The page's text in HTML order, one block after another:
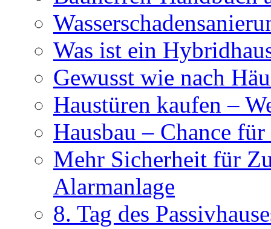
Was ist ein
Gewusst wie nach
Haustüren kaufen –
Hausbau – Chance
Mehr Sicherheit für
Alarmanlage
8. Tag des